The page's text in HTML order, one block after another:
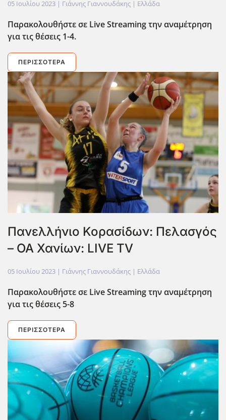
05 Ιουλίου 2023 | Γιάννης Γιαννουδάκης | Ελλάδα
Παρακολουθήστε σε LiveStreamingτην αναμέτρηση
για τις θέσεις 1-4.
ΠΕΡΙΣΣΌΤΕΡΑ
Πανελλήνιο Κορασίδων: Πελασγός
– ΟΑ Χανίων: LIVE TV
05 Ιουλίου 2023 | Γιάννης Γιαννουδάκης | Ελλάδα
Παρακολουθήστε σε LiveStreamingτην αναμέτρηση
για τις θέσεις 5-8
ΠΕΡΙΣΣΌΤΕΡΑ